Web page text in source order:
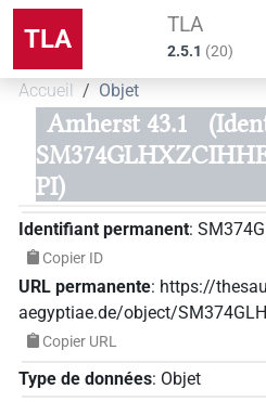
TLA TLA
2.5.1 (20)
Accueil Objet
Amherst 43.1
PI)
Identifiant permanent:
Copier ID
URL permanente: https://
aegyptiae.de/object/
Copier URL
Type de données: Objet